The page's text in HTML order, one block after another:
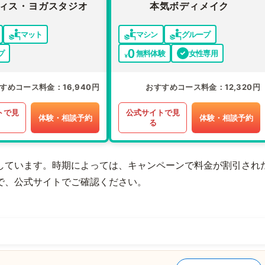
ス・ヨガスタジオ
マット
めコース料金 16,940円
で見
体験・相談予約
本気ボディメイク
マシン
グループ
無料体験
女性専用
おすすめコース料金 12,320円
公式サイトで見
る
体験・相談予約
います。時期によっては、キャンペーンで料金が割引され
公式サイトでご確認ください。